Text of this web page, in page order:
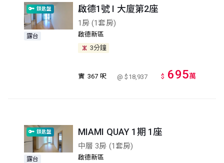
鎖匙盤
露台
啟德1號 I 大廈第2座
1房 (1套房)
啟德新區
3分鐘
實 367 呎 @ $18,937 $ 695萬
鎖匙盤
露台
MIAMI QUAY 1期 1座
中層 3房 (1套房)
啟德新區